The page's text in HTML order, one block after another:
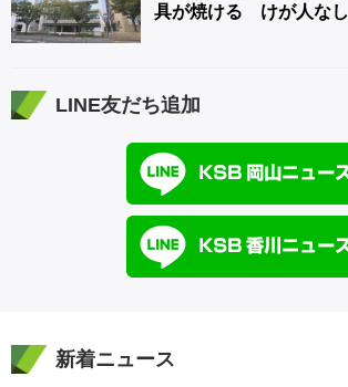
具が焼ける けが人なし
LINE友だち追加
新着ニュース